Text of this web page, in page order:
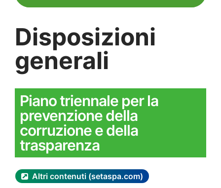
Disposizioni
generali
Piano triennale per la
prevenzione della
corruzione e della
trasparenza
Altri contenuti (setaspa.com)